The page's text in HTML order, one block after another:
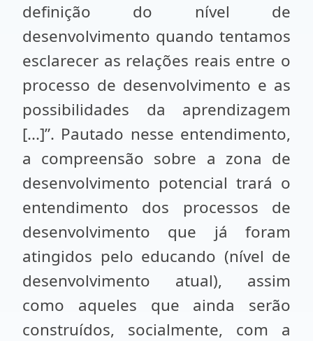
definição do nível de
desenvolvimento quando tentamos
esclarecer as relações reais entre o
processo de desenvolvimento e as
possibilidades da aprendizagem
[...]”. Pautado nesse entendimento,
a compreensão sobre a zona de
desenvolvimento potencial trará o
entendimento dos processos de
desenvolvimento que já foram
atingidos pelo educando (nível de
desenvolvimento atual), assim
como aqueles que ainda serão
construídos, socialmente, com a